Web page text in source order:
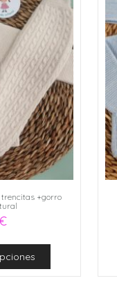
trencitas +gorro